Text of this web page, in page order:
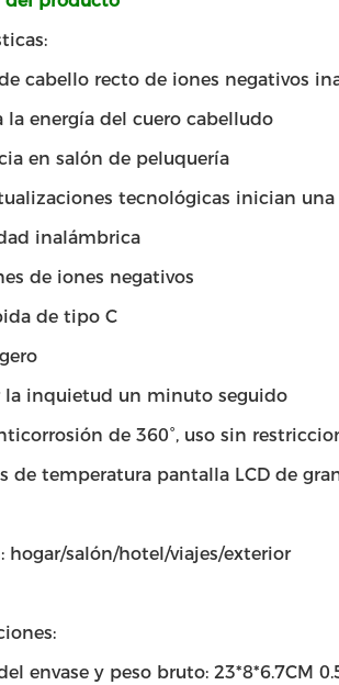
cabello recto de iones negativos
la energía del cuero cabelludo
en salón de peluquería
tecnológicas inician
inalámbrica
de iones negativos
de tipo C
la inquietud un minuto seguido
de 360°, uso sin
de temperatura pantalla LCD de
hogar/salón/hotel/viajes/exterior
envase y peso bruto: 23*8*6.7CM